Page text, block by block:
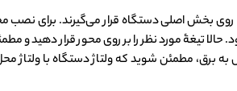
بخش اصلی دستگاه قرار می‌گیرند. برای نصب
حالا تیغۀ مورد نظر را بر روی محور قرار دهید
به برق، مطمئن شوید که ولتاژ دستگاه با